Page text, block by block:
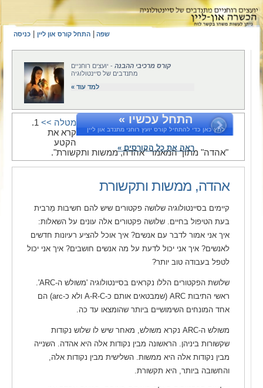
שפה התחל קורס און ליין כניסה
קורס מרכיבי ההבנה - יועצים רוחניים
מתנדבים של סיינטולוגיה
למד עוד »
התחל עכשיו »
לחץ כאן כדי להתחיל קורס יועץ רוחני מתנדב און ליין
ראה את כל הקורסים »
מטלה >>
1.
קרא את
הקטע
"אהדה" מתוך המאמר "אהדה, ממשות ותקשורת".
אהדה, ממשות ותקשורת
קיימים בסיינטולוגיה שלושה פקטורים שיש להם חשיבות מֵרבית
בעת הטיפול בחיים. שלושה פקטורים אלה עונים על השאלות:
איך אני אמור לדבר עם אנשים? איך אוכל להציע רעיונות חדשים
לאנשים? איך אני יכול לדעת על מה אנשים חושבים? איך אני יכול
לטפל בעבודה טוב יותר?
שלושת הפקטורים הללו נקראים בסיינטולוגיה 'משולש ה-ARC'.
ראשי התיבות ARC (שמבטאים אותם כ-A-R-C ולא כ-arc) הם
אחד המונחים השימושיים ביותר שהומצאו עד כה.
משולש ה-ARC נקרא משולש, מאחר שיש לו שלוש נקודות
שקשורות ביניהן. הראשונה מבין נקודות אלה היא אהדה. השנייה
מבין נקודות אלה היא ממשות. השלישית מבין נקודות אלה,
והחשובה ביותר, היא תקשורת.